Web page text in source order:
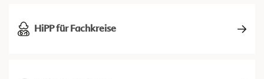
HiPP für Fachkreise